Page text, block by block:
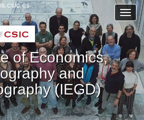
of Economics,
and
(IEGD)